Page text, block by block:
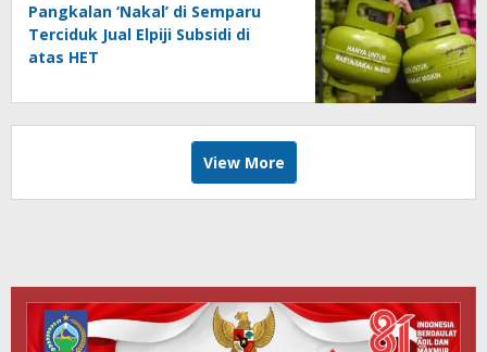
Pangkalan ‘Nakal’ di Semparu
Terciduk Jual Elpiji Subsidi di
atas HET
View More